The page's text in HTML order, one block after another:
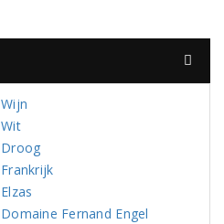
Wijn
Wit
Droog
Frankrijk
Elzas
Domaine Fernand Engel